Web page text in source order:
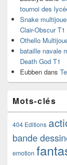
tournoi des
Snake
Clair-Obscur
Othello
bataille navale
Death God T1
Eubben dans
Mots-clés
404 Editions
bande
emotion